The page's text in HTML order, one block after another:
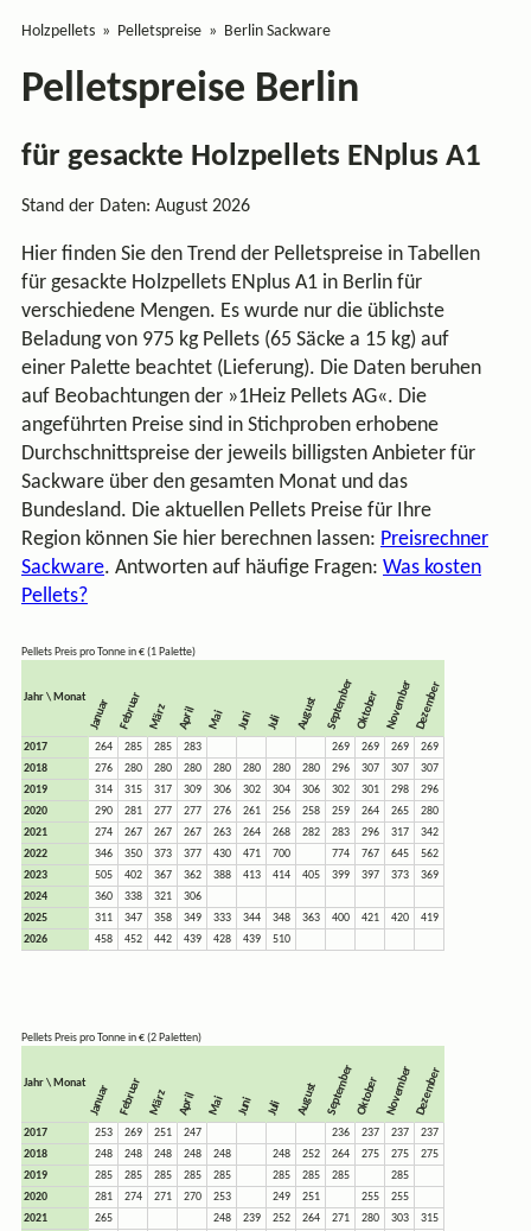
Holzpellets Pelletspreise Berlin Sackware
Pelletspreise Berlin
für gesackte Holzpellets ENplus A1
Stand der Daten: August 2026
Hier finden Sie den Trend der Pelletspreise in Tabellen
für gesackte Holzpellets ENplus A1 in Berlin für
verschiedene Mengen. Es wurde nur die üblichste
Beladung von 975 kg Pellets (65 Säcke a 15 kg) auf
einer Palette beachtet (Lieferung). Die Daten beruhen
auf Beobachtungen der »1Heiz Pellets AG«. Die
angeführten Preise sind in Stichproben erhobene
Durchschnittspreise der jeweils billigsten Anbieter für
Sackware über den gesamten Monat und das
Bundesland. Die aktuellen Pellets Preise für Ihre
Region können Sie hier berechnen lassen: Preisrechner
Sackware. Antworten auf häufige Fragen: Was kosten
Pellets?
Pellets Preis pro Tonne in € (1 Palette)
Jahr \ Monat Januar Februar März April Mai Juni Juli August SeptemberOktober November Dezember
2017 264 285 285 283 269 269 269
269
2018
276 280 280 280 280 280 280 280 296 307 307
307
2019
314 315 317 309 306 302 304 306 302 301 298
296
2020
290 281 277 277 276 261 256 258 259 264 265
280
2021
274 267 267 267 263 264 268 282 283 296 317
342
2022
346 350 373 377 430 471 700 774 767 645
562
2023
505 402 367 362 388 413 414 405 399 397 373
369
2024
360 338 321
306
2025
311 347 358 349 333 344 348 363 400 421 420
419
2026
458 452 442 439 428 439 510
Pellets Preis pro Tonne in € (2 Paletten)
Jahr \ Monat Januar Februar März April Mai Juni Juli August SeptemberOktober November Dezember
2017 253 269 251 247 236 237 237
237
2018
248 248 248 248 248 248 252 264 275 275
275
2019
285 285 285 285 285 285 285 285
285
2020
281 274 271 270 253 249 251 255
255
2021
265 248 239 252 264 271 280 303
315